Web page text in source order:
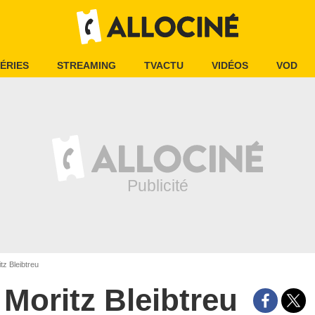
STREAMING TVACTU VIDÉOS VOD
Bleibtreu
Moritz Bleibtreu